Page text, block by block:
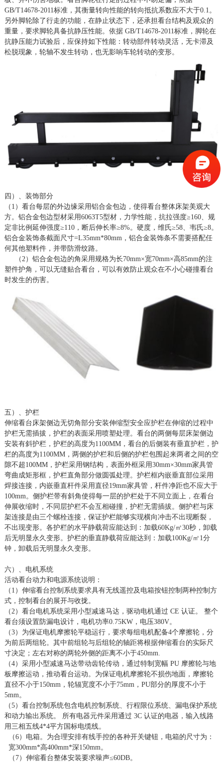
GB/T14678-2011标准，其衡量转向性能的转向抵抗系数应不大于0.1。
另外脚轮除了行走的功能，在静止状态下，还承担看台结构及观众的
重量，要求脚轮具备抗静压性能。依据 GB/T14678-2011标准，脚轮在
抗静压能力试验后，应保持如下性能：转动部件转动灵活，无卡滞及
松脱现象，轮轴不发生转动，也无影响车轮转动的变形。
四）、装饰部分
（ 1）看台每层的外边缘采用铝合金包边，使得看台整体床架美观大
方。铝合金包边型材采用6063T5型材，力学性能，抗拉强度≥160、规
定非比例延伸强度≥110，断后伸长率≥8%。硬度，维氏≥58、韦氏≥8。
铝合金装饰条截面尺寸=L35mm*80mm，铝合金装饰条不需要搭配任
何其他塑料件，并带防滑纹路。
（2）铝合金包边的角采用规格为长70mm×宽70mm×高85mm的注
塑件护角，可以无缝贴合看台，可以有效防止观众在不小心碰撞看台
时发生的伤害。
五）、护栏
伸缩看台床架侧边无切角部分安装伸缩型安全应护栏在伸缩的过程中
护栏无需插拔，护栏的表面采用喷塑处理。看台的两侧每层床架侧边
安装有斜护栏，护栏的高度为1 100MM，看台的后侧装有垂直护栏，护
栏的高度为1 100MM，两侧的护栏和后侧的护栏包围起来两者之间的空
隙不超 100MM，护栏采用钢结构，表面外框采用30mm×30mm家具管
弯曲成矩形框，护栏直角部分做圆弧处理。护栏框内嵌垂直部位采用
焊接连接，内嵌垂直杆件采用直径19mm家具管，杆件净距也不应大于
100mm。 侧护栏带有斜角使得每一层的护栏处于不同立面上， 在看台
伸展收缩时，不同层护栏不会互相碰撞，护栏无需插拔。侧护栏与床
架连接是由三个螺栓连接，保证护栏能够实现横向冲击不出现断裂，
不出现变形。 各护栏的水平静载荷应能达到：加载60Kg/㎡30秒，卸载
后无明显永久变形。护栏的垂直静载荷应能达到：加载100Kg/㎡1分
钟，卸载后无明显永久变形。
六）、电机系统
活动看台动力和电源系统说明：
（ 1）伸缩看台控制系统要求具有无线遥控及电箱按钮控制两种控制方
式，控制看台的展开与收拢。
（ 2）看台电机系统采用小型减速马达，驱动电机通过 CE 认证。 整个
看台须设置防漏电设计，电机功率0.75KW，电压380V。
（3）为保证电机摩擦轮平稳运行，要求每组电机配备4个摩擦轮，分
为前后两组轮。其中前组轮与后组轮的轴距将根据伸缩看台的实际尺
寸决定；左右对称的两轮外侧的距离不小于450mm.
（4）采用小型减速马达带动齿轮传动，通过特制宽幅 PU 摩擦轮与地
板摩擦运动，推动看台运动。为保证电机摩擦轮不损伤地面，摩擦轮
直径不小于150mm，轮辐宽度不小于75mm，PU部分的厚度不小于
5mm。
（5）看台控制系统包含电机控制系统、行程限位系统、漏电保护系统
和动力输出系统。 所有电器元件采用通过 3C 认证的电器，输入线路
用三相五线4*4平方国标电缆线。
（6）电箱。为合理安排有线手控的各种开关键钮，电箱的尺寸为：
宽300mm*高400mm*深150mm。
（ 7）伸缩看台整体安装要求噪声≤60DB。